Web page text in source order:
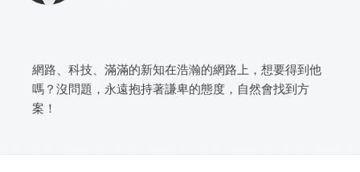
網路、科技、滿滿的新知在浩瀚的網路上，想要得到他
嗎？沒問題，永遠抱持著謙卑的態度，自然會找到方
案！